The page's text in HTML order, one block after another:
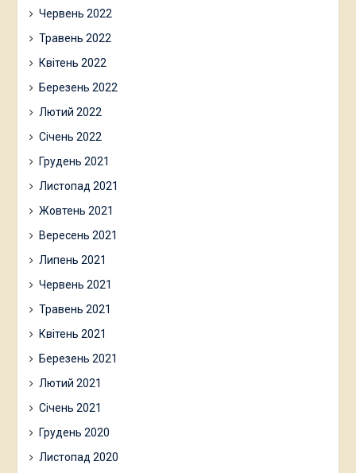
Червень 2022
Травень 2022
Квітень 2022
Березень 2022
Лютий 2022
Січень 2022
Грудень 2021
Листопад 2021
Жовтень 2021
Вересень 2021
Липень 2021
Червень 2021
Травень 2021
Квітень 2021
Березень 2021
Лютий 2021
Січень 2021
Грудень 2020
Листопад 2020